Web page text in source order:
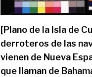
[Plano de la Isla de
derroteros de las
vienen de Nueva
que llaman de